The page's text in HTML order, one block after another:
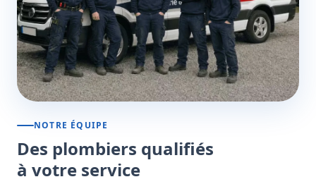
NOTRE ÉQUIPE
Des plombiers qualifiés
à votre service